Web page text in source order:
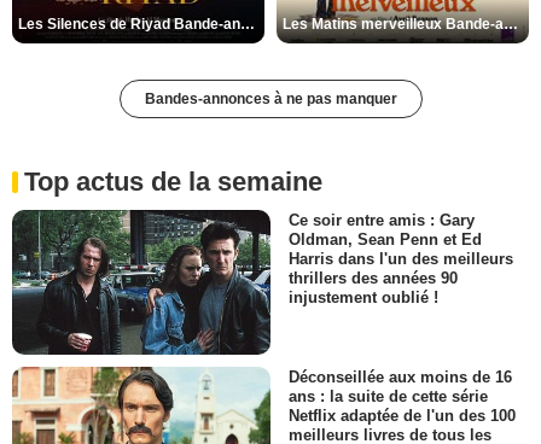
Les Silences de Riyad Bande-annonce VO STFR Les Matins merveilleux Bande-annonce VF
Bandes-annonces à ne pas manquer
Top actus de la semaine
Ce soir entre amis : Gary
Oldman, Sean Penn et Ed
Harris dans l'un des meilleurs
thrillers des années 90
injustement oublié !
Déconseillée aux moins de 16
ans : la suite de cette série
Netflix adaptée de l'un des 100
meilleurs livres de tous les